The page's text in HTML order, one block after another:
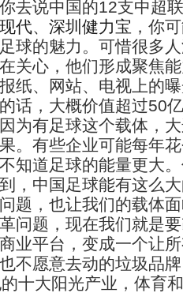
去说中国的12支中超
代、 深圳健力宝 ，你
球的魅力。可惜很多
关心，他们形成聚焦
纸、网站、电视上的
话，大概价值超过50
为有足球这个载体，
。有些企业可能每年
知道足球的能量更大
，中国足球能有这么
题，也让我们的载体
题，现在我们就是要
业平台，变成一个让
不愿意去动的垃圾品
大阳光产业，体育和